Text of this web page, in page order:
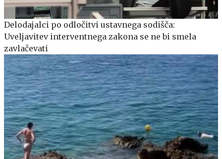
Delodajalci po odločitvi ustavnega sodišča:
Uveljavitev interventnega zakona se ne bi smela
zavlačevati